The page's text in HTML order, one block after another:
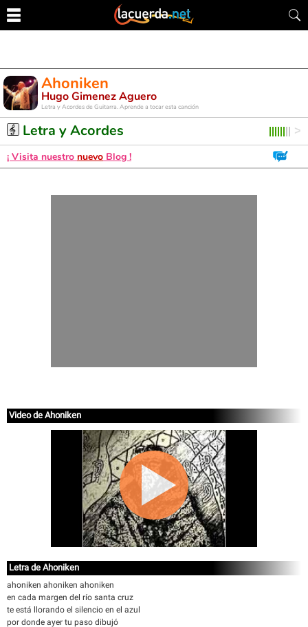
Ahoniken
Hugo Gimenez Aguero
Letra y Acordes de Guitarra. Aprende a tocar esta canción
Letra y Acordes
¡ Visita nuestro nuevo Blog !
Video de Ahoniken
Letra de Ahoniken
ahoniken ahoniken ahoniken
en cada margen del río santa cruz
te está llorando el silencio en el azul
por donde ayer tu paso dibujó